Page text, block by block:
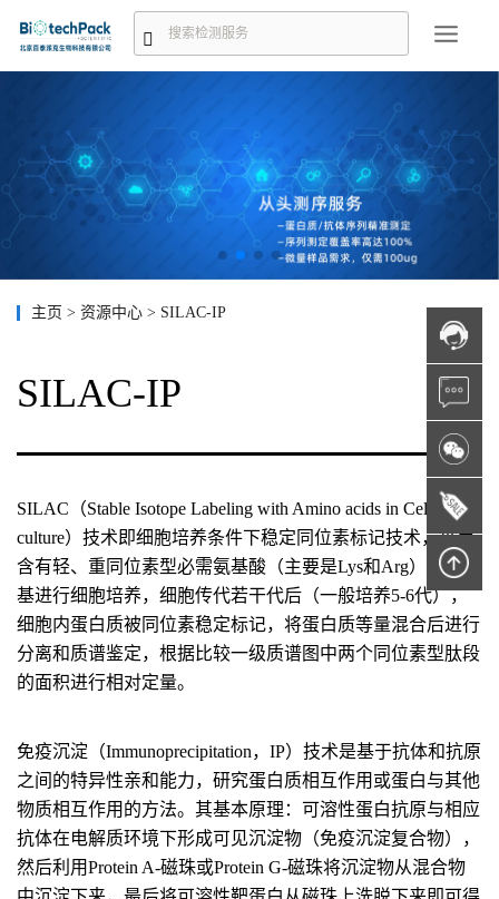
主页 > 资源中心 > SILAC-IP
SILAC-IP
SILAC（Stable Isotope Labeling with Amino acids in Cell
culture）技术即细胞培养条件下稳定同位素标记技术，采用
含有轻、重同位素型必需氨基酸（主要是Lys和Arg）的培养
基进行细胞培养，细胞传代若干代后（一般培养5-6代），
细胞内蛋白质被同位素稳定标记，将蛋白质等量混合后进行
分离和质谱鉴定，根据比较一级质谱图中两个同位素型肽段
的面积进行相对定量。
免疫沉淀（Immunoprecipitation，IP）技术是基于抗体和抗原
之间的特异性亲和能力，研究蛋白质相互作用或蛋白与其他
物质相互作用的方法。其基本原理：可溶性蛋白抗原与相应
抗体在电解质环境下形成可见沉淀物（免疫沉淀复合物），
然后利用Protein A-磁珠或Protein G-磁珠将沉淀物从混合物